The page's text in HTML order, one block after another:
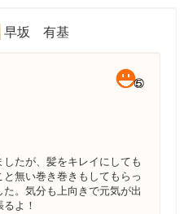
早坂 有基
たが、髪をキレイにしても
無い巻き巻きもしてもらっ
。気分も上向きで元気が出
よ！